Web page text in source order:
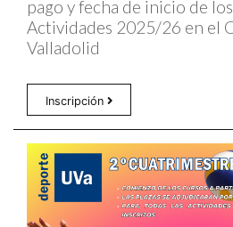
pago y fecha de inicio de
Actividades 2025/26 en el
Valladolid
Inscripción